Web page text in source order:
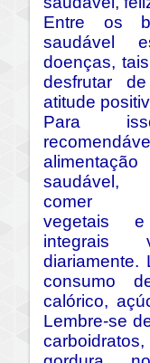
Entre os
saudável
doenças,
desfrutar
atitude
Para
alimentação
saudável,
comer
vegetais
integrais
diariamente.
consumo
calórico,
Lembre-se